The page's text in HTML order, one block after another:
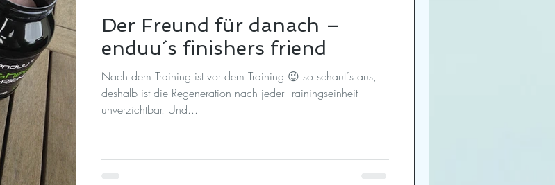
Der Freund für danach –
enduu´s finishers friend
Nach dem Training ist vor dem Training 😉 so schaut´s aus,
deshalb ist die Regeneration nach jeder Trainingseinheit
unverzichtbar. Und...